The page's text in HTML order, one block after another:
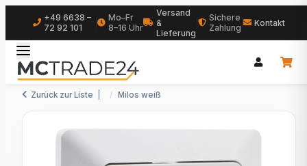
+49 6638 –
72 92 101
Mo–Fr
8–16 Uhr
Versand
&
Lieferung
Sichere
Zahlung
Kontakt
Zurück zur Liste Milos weiß